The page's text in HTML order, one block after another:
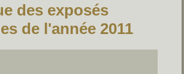
des exposés
de l'année 2011